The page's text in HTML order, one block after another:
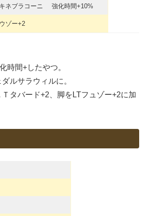
ネブラコーニ 強化時間+10%
ゾー+2
時間+したやつ。
ルサラウィルに。
タバード+2、脚をLTフュゾー+2に加